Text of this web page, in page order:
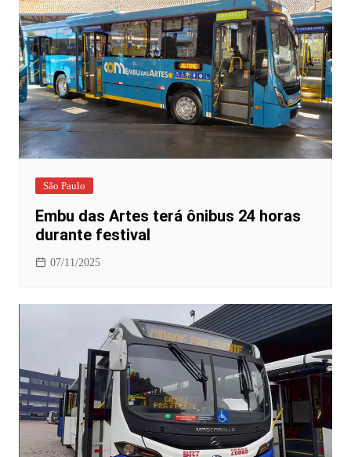
São Paulo
Embu das Artes terá ônibus 24 horas
durante festival
07/11/2025